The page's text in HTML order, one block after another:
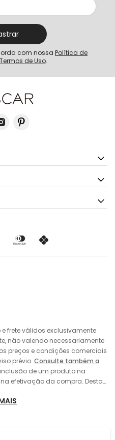
com nossa Política de
Termos de Uso.
frete válidos exclusivamente
não valendo necessariamente
preços e condições comerciais
prévio. Consulte também a
de um produto na
efetivação da compra. Desta
no caso de alteração